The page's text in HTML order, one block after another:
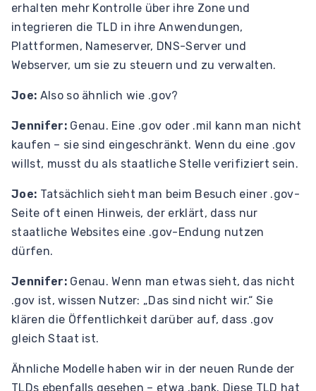
erhalten mehr Kontrolle über ihre Zone und
integrieren die TLD in ihre Anwendungen,
Plattformen, Nameserver, DNS-Server und
Webserver, um sie zu steuern und zu verwalten.
Joe: Also so ähnlich wie .gov?
Jennifer:Genau. Eine .gov oder .mil kann man nicht
kaufen – sie sind eingeschränkt. Wenn du eine .gov
willst, musst du als staatliche Stelle verifiziert sein.
Joe: Tatsächlich sieht man beim Besuch einer .gov-
Seite oft einen Hinweis, der erklärt, dass nur
staatliche Websites eine .gov-Endung nutzen
dürfen.
Jennifer:Genau. Wenn man etwas sieht, das nicht
.gov ist, wissen Nutzer: „Das sind nicht wir.“ Sie
klären die Öffentlichkeit darüber auf, dass .gov
gleich Staat ist.
Ähnliche Modelle haben wir in der neuen Runde der
TLDs ebenfalls gesehen – etwa .bank. Diese TLD hat